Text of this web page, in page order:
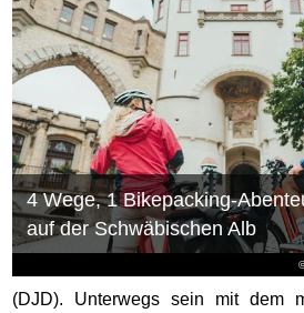
4 Wege, 1 Bikepacking-
auf der Schwäbischen Alb
(DJD). Unterwegs sein mit dem